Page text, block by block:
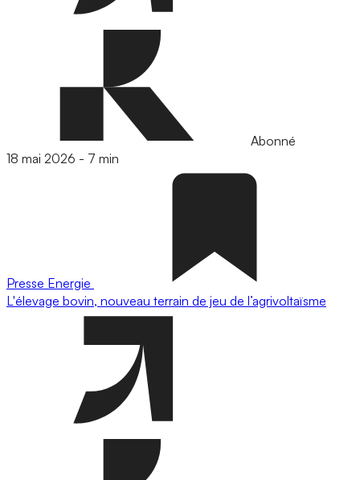
Abonné
18 mai 2026 - 7 min
Presse Energie
L'élevage bovin, nouveau terrain de jeu de l’agrivoltaïsme